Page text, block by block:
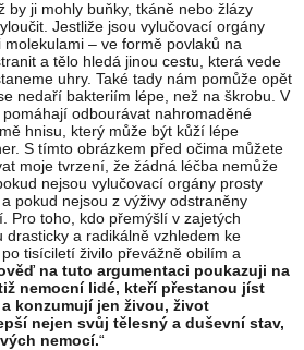
by ji mohly buňky, tkáně nebo žlázy
Jestliže jsou vylučovací orgány
– ve formě povlaků na
a tělo hledá jinou cestu, která vede
uhry. Také tady nám pomůže opět
nedaří bakteriím lépe, než na škrobu. V
odbourávat nahromaděné
hnisu, který může být kůží lépe
S tímto obrázkem před očima můžete
moje tvrzení, že žádná léčba nemůže
nejsou vylučovací orgány prosty
pokud nejsou z výživy odstraněny
Pro toho, kdo přemýšlí v zajetých
drasticky a radikálně vzhledem ke
tisíciletí živilo převážně obilím a
na tuto argumentaci poukazuji na
nemocní lidé, kteří přestanou jíst
konzumují jen živou, život
nejen svůj tělesný a duševní stav,
nemocí.“